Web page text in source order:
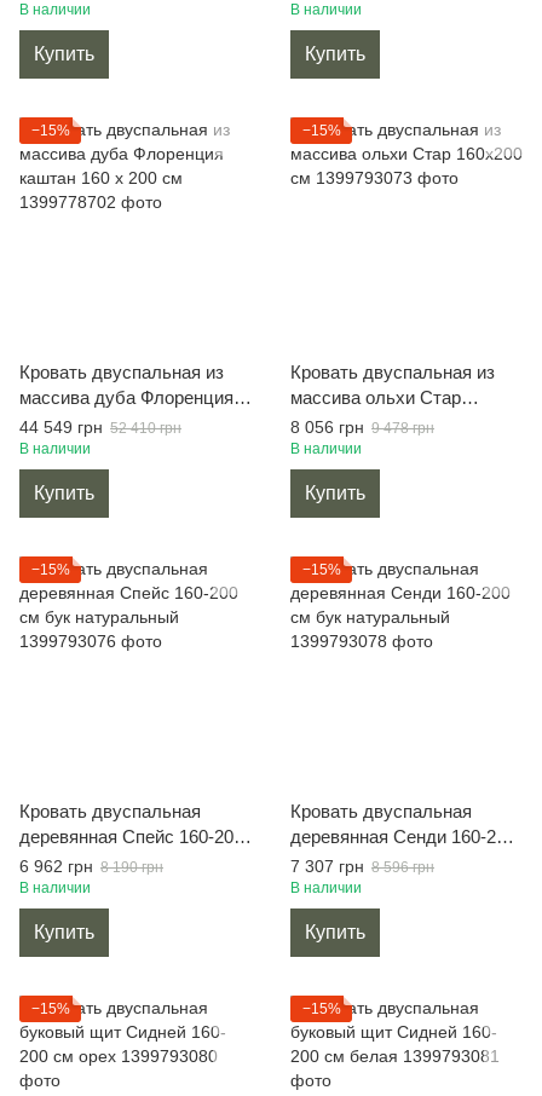
В наличии
Купить
В наличии
Купить
−15%
Кровать двуспальная из
массива дуба Флоренция
каштан 160 х 200 см
44 549 грн 52 410 грн
В наличии
Купить
−15%
Кровать двуспальная из
массива ольхи Стар
160х200 см
8 056 грн 9 478 грн
В наличии
Купить
−15%
Кровать двуспальная
деревянная Спейс 160-200
см бук натуральный
6 962 грн 8 190 грн
В наличии
Купить
−15%
Кровать двуспальная
деревянная Сенди 160-200
см бук натуральный
7 307 грн 8 596 грн
В наличии
Купить
−15% −15%